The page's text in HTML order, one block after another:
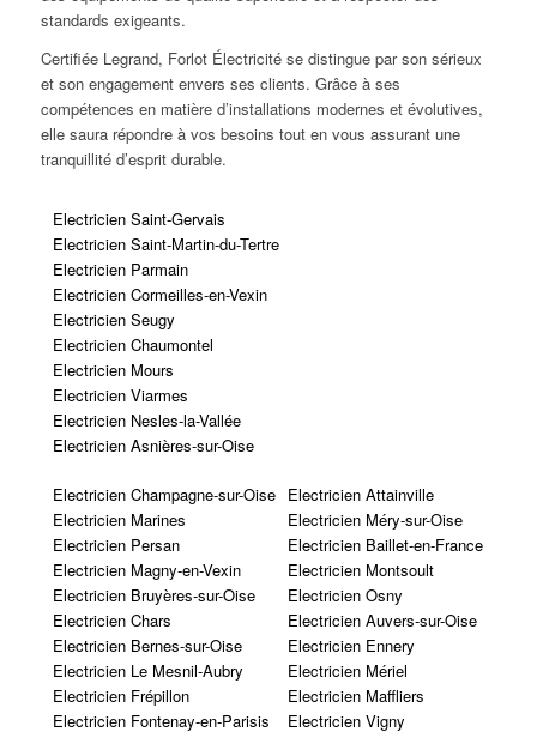
standards exigeants.
Certifiée Legrand, Forlot Électricité se distingue par son sérieux
et son engagement envers ses clients. Grâce à ses
compétences en matière d’installations modernes et évolutives,
elle saura répondre à vos besoins tout en vous assurant une
tranquillité d’esprit durable.
Electricien Saint-Gervais
Electricien Saint-Martin-du-Tertre
Electricien Parmain
Electricien Cormeilles-en-Vexin
Electricien Seugy
Electricien Chaumontel
Electricien Mours
Electricien Viarmes
Electricien Nesles-la-Vallée
Electricien Asnières-sur-Oise
Electricien Champagne-sur-Oise
Electricien Marines
Electricien Persan
Electricien Magny-en-Vexin
Electricien Bruyères-sur-Oise
Electricien Chars
Electricien Bernes-sur-Oise
Electricien Le Mesnil-Aubry
Electricien Frépillon
Electricien Fontenay-en-Parisis
Electricien Attainville
Electricien Méry-sur-Oise
Electricien Baillet-en-France
Electricien Montsoult
Electricien Osny
Electricien Auvers-sur-Oise
Electricien Ennery
Electricien Mériel
Electricien Maffliers
Electricien Vigny